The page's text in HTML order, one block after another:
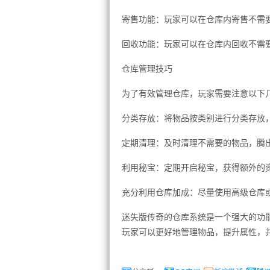
寄售功能：玩家可以在仓库内寄售不需
回收功能：玩家可以在仓库内回收不需
仓库管理技巧
为了有效管理仓库，玩家需要注意以下
分类存放：将物品按类别进行分类存放
定期清理：及时清理不需要的物品，腾
利用秘宝：定期开启秘宝，获得额外的
充分利用仓库加成：尽量使用高级仓库
迷失版传奇的仓库系统是一个强大的
玩家可以更好地管理物品，提升属性，